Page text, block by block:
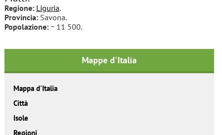
Regione: Liguria.
Provincia:Savona.
Popolazione:~ 11 500.
Mappe d'Italia
Mappa d'Italia
Città
Isole
Regioni